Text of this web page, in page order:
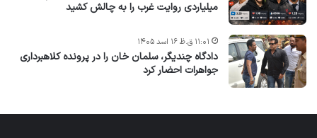
میلیاردی روایت غرب را به چالش کشید
دادگاه چندیگر، سلمان خان را در پرونده کلاهبرداری
جواهرات احضار کرد
۱۱:۰۱ ق.ظ ۱۶ اسد ۱۴۰۵